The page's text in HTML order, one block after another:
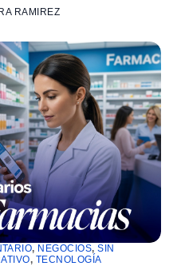
RAMIREZ
, NEGOCIOS,SIN
, TECNOLOGÍA